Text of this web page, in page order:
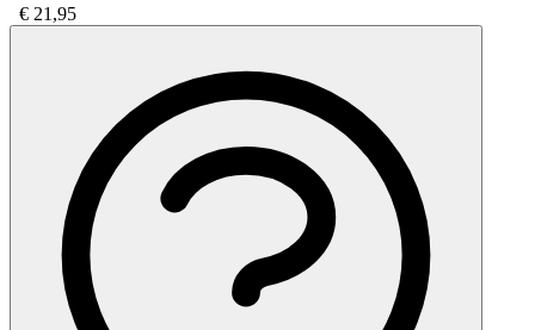
€ 21,95